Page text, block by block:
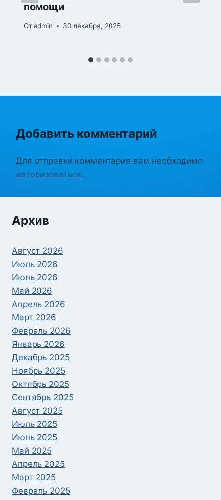
помощи
Отadmin 30 декабря, 2025
Добавить комментарий
Для отправки комментария вам необходимо
авторизоваться.
Архив
Август 2026
Июль 2026
Июнь 2026
Май 2026
Апрель 2026
Март 2026
Февраль 2026
Январь 2026
Декабрь 2025
Ноябрь 2025
Октябрь 2025
Сентябрь 2025
Август 2025
Июль 2025
Июнь 2025
Май 2025
Апрель 2025
Март 2025
Февраль 2025